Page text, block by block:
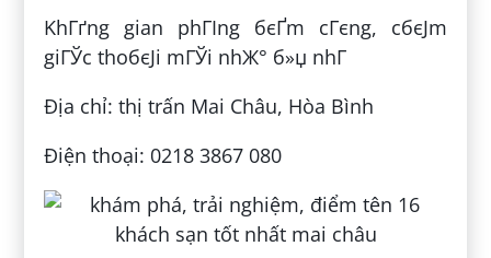
KhГґng gian phГІng бєҐm cГєng, cбєЈm
giГЎc thoбєЈi mГЎi nhЖ° б»џ nhГ
Địa chỉ: thị trấn Mai Châu, Hòa Bình
Điện thoại: 0218 3867 080